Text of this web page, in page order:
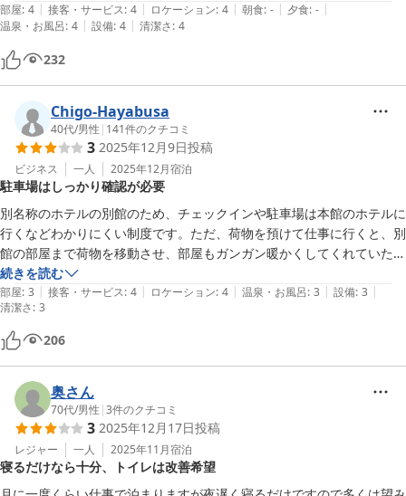
部屋: 4 | 接客・サービス: 4 | ロケーション: 4 | 朝食: - | 夕食: - |
温泉・お風呂: 4 | 設備: 4 | 清潔さ: 4
232
Chigo-Hayabusa
40代/男性 | 141件のクチコミ
3 2025年12月9日投稿
ビジネス 一人 2025年12月宿泊
駐車場はしっかり確認が必要
別名称のホテルの別館のため、チェックインや駐車場は本館のホテルに
行くなどわかりにくい制度です。ただ、荷物を預けて仕事に行くと、別
館の部屋まで荷物を移動させ、部屋もガンガン暖かくしてくれていたの
で、接客の気持ちはプラスでした。家族で利用することはないと思いま
すが、ビジネスで寝るだけなら十分です。
注意点としては、車で行く場合、駐車場を Google Map で確認し、わ
からなければちゃんと電話で聞くのが良いと思います。
続きを読む
部屋: 3 | 接客・サービス: 4 | ロケーション: 4 | 温泉・お風呂: 3 | 設備: 3 |
清潔さ: 3
206
奥さん
70代/男性 |3件のクチコミ
3 2025年12月17日投稿
レジャー 一人 2025年11月宿泊
寝るだけなら十分、トイレは改善希望